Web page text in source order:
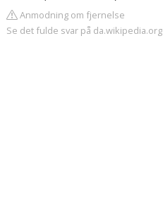
Anmodning om fjernelse
Se det fulde svar på da.wikipedia.org